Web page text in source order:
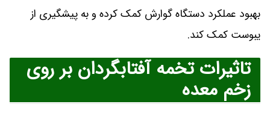
بهبود عملکرد دستگاه گوارش کمک کرده و به پیشگیری از
یبوست کمک کند.
تاثیرات تخمه آفتابگردان بر روی
زخم معده